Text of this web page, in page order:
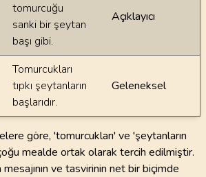
tomurcuğu
sanki bir şeytan
başı gibi.
Açıklayıcı
Tomurcukları
tıpkı şeytanların
başlarıdır.
Geleneksel
göre, 'tomurcukları' ve 'şeytanların
mealde ortak olarak tercih edilmiştir.
ve tasvirinin net bir biçimde